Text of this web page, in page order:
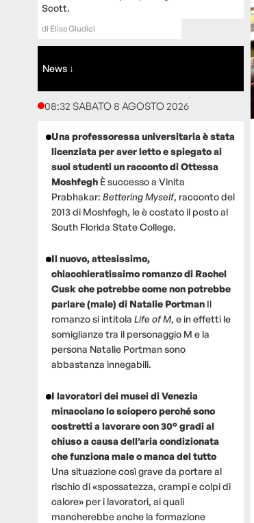
Scott.
di Elisa Giudici
News ↓
08:32 SABATO 8 AGOSTO 2026
Una professoressa universitaria è stata
licenziata per aver letto e spiegato ai
suoi studenti un racconto di Ottessa
Moshfegh È successo a Vinita
Prabhakar: Bettering Myself, racconto del
2013 di Moshfegh, le è costato il posto al
South Florida State College.
Il nuovo, attesissimo,
chiacchieratissimo romanzo di Rachel
Cusk che potrebbe come non potrebbe
parlare (male) di Natalie Portman Il
romanzo si intitola Life of M, e in effetti le
somiglianze tra il personaggio M e la
persona Natalie Portman sono
abbastanza innegabili.
I lavoratori dei musei di Venezia
minacciano lo sciopero perché sono
costretti a lavorare con 30° gradi al
chiuso a causa dell’aria condizionata
che funziona male o manca del tutto
Una situazione così grave da portare al
rischio di «spossatezza, crampi e colpi di
calore» per i lavoratori, ai quali
mancherebbe anche la formazione